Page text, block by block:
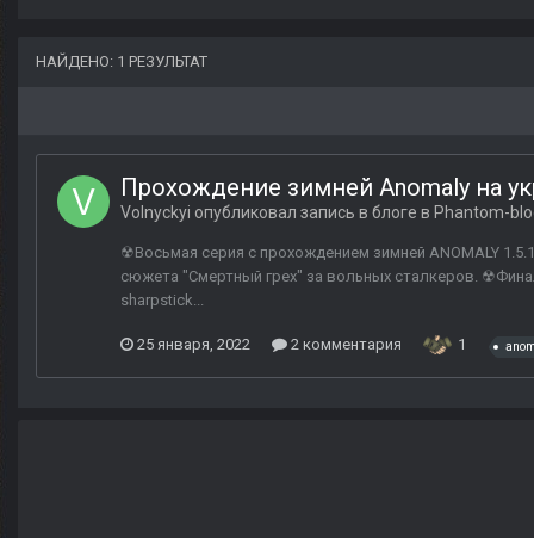
НАЙДЕНО: 1 РЕЗУЛЬТАТ
Прохождение зимней Anomaly на
Volnyckyi опубликовал запись в блоге в Phantom-
☢Восьмая серия с прохождением зимней ANOMALY
сюжета "Смертный грех" за вольных сталкеров.
sharpstick...
25 января, 2022 2 комментария 1